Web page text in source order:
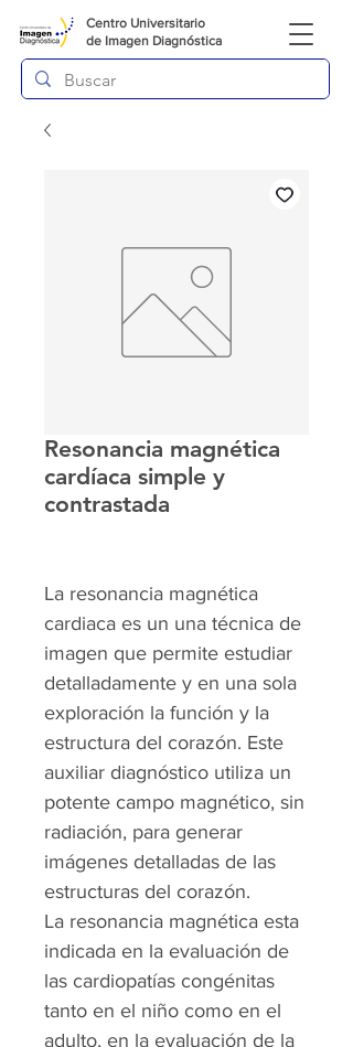
Centro Universitario
de Imagen Diagnóstica
Resonancia magnética
cardíaca simple y
contrastada
La resonancia magnética
cardiaca es un una técnica de
imagen que permite estudiar
detalladamente y en una sola
exploración la función y la
estructura del corazón. Este
auxiliar diagnóstico utiliza un
potente campo magnético, sin
radiación, para generar
imágenes detalladas de las
estructuras del corazón.
La resonancia magnética esta
indicada en la evaluación de
las cardiopatías congénitas
tanto en el niño como en el
adulto, en la evaluación de la